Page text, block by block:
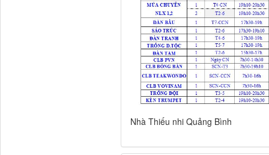
Nhà Thiếu nhi Quảng Bình